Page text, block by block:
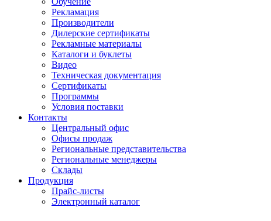
Рекламация
Производители
Дилерские сертификаты
Рекламные материалы
Каталоги и буклеты
Видео
Техническая документация
Сертификаты
Программы
Условия поставки
Контакты
Центральный офис
Офисы продаж
Региональные представительства
Региональные менеджеры
Склады
Продукция
Прайс-листы
Электронный каталог